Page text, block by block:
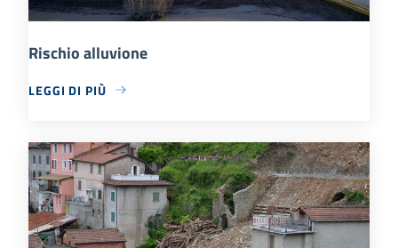
Rischio alluvione
LEGGI DI PIÙ